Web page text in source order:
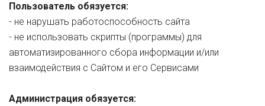
Пользователь обязуется:
- не нарушать работоспособность сайта
- не использовать скрипты (программы) для
автоматизированного сбора информации и/или
взаимодействия с Сайтом и его Сервисами
Администрация обязуется: